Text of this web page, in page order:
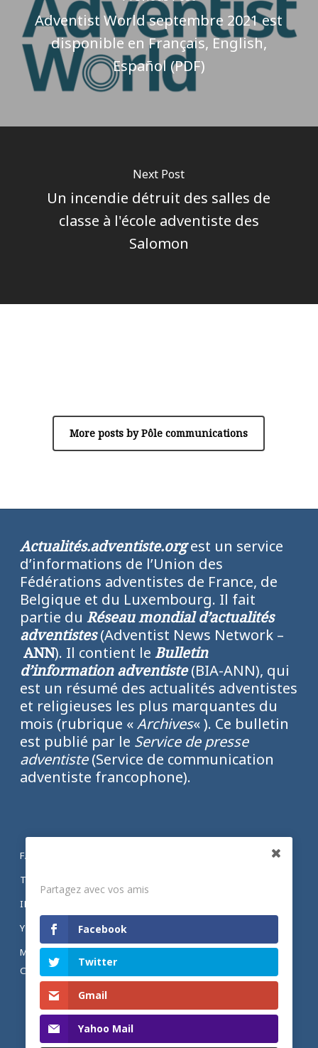
Adventist World septembre 2021 est
disponible en Français, English,
Español (PDF)
Next Post
Un incendie détruit des salles de
classe à l'école adventiste des
Salomon
More posts by Pôle communications
Actualités.adventiste.orgest un service
d’informations de l’Union des
Fédérations adventistes de France, de
Belgique et du Luxembourg. Il fait
partie du Réseau mondial d’actualités
adventistes(Adventist News Network –
ANN). Il contient le Bulletin
d’information adventiste(BIA-ANN), qui
est un résumé des actualités adventistes
et religieuses les plus marquantes du
mois (rubrique «Archives« ). Ce bulletin
est publié par le Service de presse
adventiste(Service de communication
adventiste francophone).
FACEBOOK
TWITTER
INSTAGRAM
YOUTUBE
MENTIONS LÉGALES ET POLITIQUE DE
CONFIDENTIALITÉ
Partagez avec vos amis
Facebook
Twitter
Gmail
Yahoo Mail